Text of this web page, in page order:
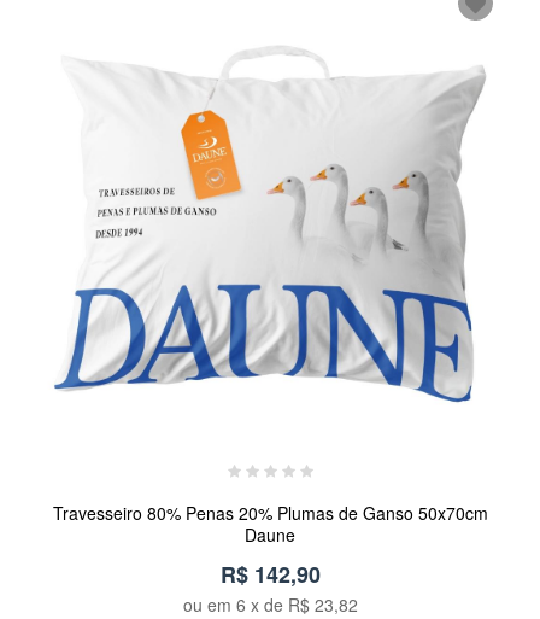
Travesseiro 80% Penas 20% Plumas de Ganso 50x70cm
Daune
R$ 142,90
ou em 6 x de R$ 23,82